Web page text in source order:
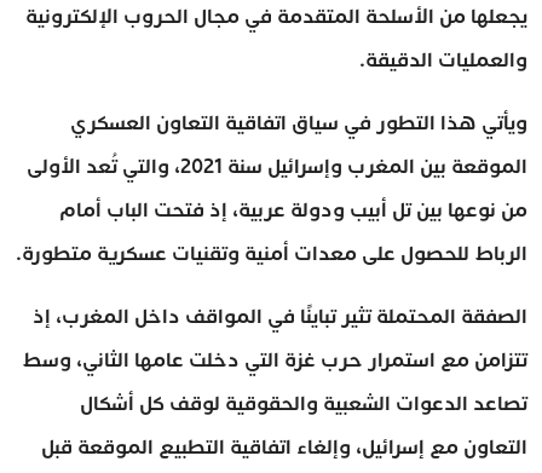
يجعلها من الأسلحة المتقدمة في مجال الحروب الإلكترونية
والعمليات الدقيقة.
ويأتي هذا التطور في سياق اتفاقية التعاون العسكري
الموقعة بين المغرب وإسرائيل سنة 2021، والتي تُعد الأولى
من نوعها بين تل أبيب ودولة عربية، إذ فتحت الباب أمام
الرباط للحصول على معدات أمنية وتقنيات عسكرية متطورة.
الصفقة المحتملة تثير تباينًا في المواقف داخل المغرب، إذ
تتزامن مع استمرار حرب غزة التي دخلت عامها الثاني، وسط
تصاعد الدعوات الشعبية والحقوقية لوقف كل أشكال
التعاون مع إسرائيل، وإلغاء اتفاقية التطبيع الموقعة قبل